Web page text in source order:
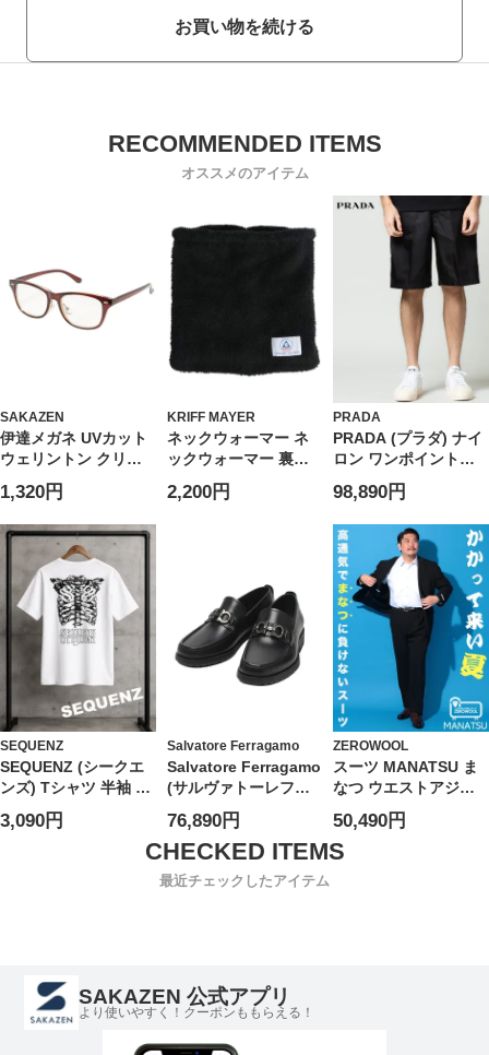
お買い物を続ける
オススメのアイテム
SAKAZEN
伊達メガネ UVカット
ウェリントン クリア
レンズ アイウェア ユ
ニセックス PY6531
1,320円
KRIFF MAYER
ネックウォーマー ネ
ックウォーマー 裏起
毛 ボア キングサイズ
防寒 秋 冬 大きいサイ
2,200円
PRADA
PRADA (プラダ) ナイ
ロン ワンポイントロ
ゴ バミューダショー
ツ PRSPG321WQ8 ブ
ランド
98,890円
SEQUENZ
SEQUENZ (シークエ
ンズ) Tシャツ 半袖 バ
ックプリント リブ素
材 クルーネック カッ
3,090円
Salvatore Ferragamo
Salvatore Ferragamo
(サルヴァトーレフェ
ラガモ) レザー ガンチ
ーニ ローファー
FG71792F24 メンズ
76,890円
ZEROWOOL
スーツ MANATSU ま
なつ ウエストアジャ
スター シングル ツー
パンツ 2本パンツ 春
夏 通気性 大きいサイ
50,490円
最近チェックしたアイテム
SAKAZEN 公式アプリ
より使いやすく！クーポンももらえる！